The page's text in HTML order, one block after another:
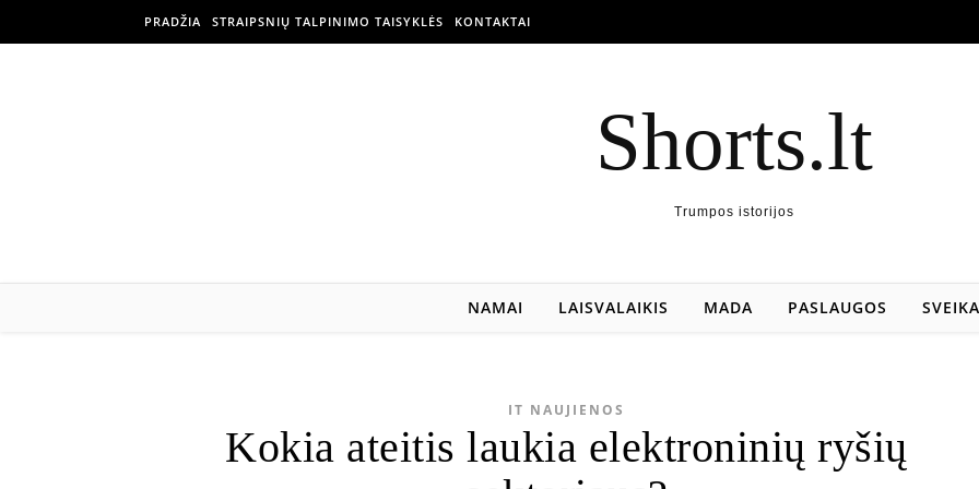
PRADŽIA STRAIPSNIŲ TALPINIMO TAISYKLĖS KONTAKTAI
Shorts.lt
Trumpos istorijos
NAMAI LAISVALAIKIS MADA PASLAUGOS
IT NAUJIENOS
Kokia ateitis laukia elektroninių ryšių